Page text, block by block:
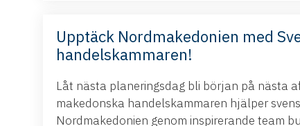
Upptäck Nordmakedonien med
handelskammaren!
Låt nästa planeringsdag bli början på nästa
makedonska handelskammaren hjälper
Nordmakedonien genom inspirerande team